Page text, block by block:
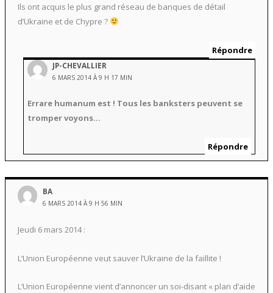
Ils ont acquis le plus grand réseau de banques de détail
d’Ukraine et de Chypre ?
Répondre
JP-CHEVALLIER
6 MARS 2014 À 9 H 17 MIN
Errare humanum est ! Tous les banksters peuvent se
tromper voyons…
Répondre
BA
6 MARS 2014 À 9 H 56 MIN
Jeudi 6 mars 2014 :
L’Union Européenne veut sauver l’Ukraine de la faillite !
L’Union Européenne vient d’annoncer un soi-disant « plan d’aide